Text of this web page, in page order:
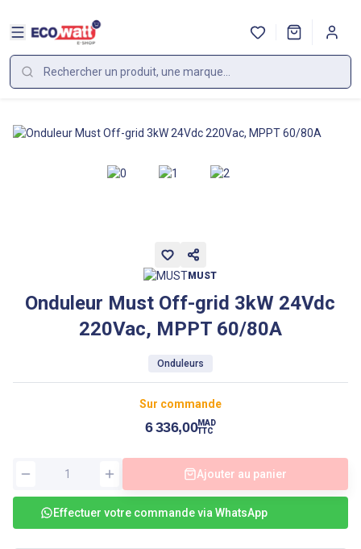
MUST
Onduleur Must Off-grid 3kW 24Vdc
220Vac, MPPT 60/80A
Onduleurs
Sur commande
6 336,00MAD
TTC
Ajouter au panier
Effectuer votre commande via WhatsApp